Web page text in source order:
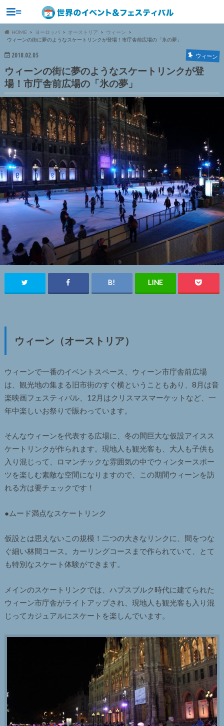
≡
HOME ヨーロッパ オーストリア
ウィーン
ウィーンの街に夢のようなスケートリンクが登場！市庁舎前広場の「氷の夢」
2018.02.05 ウィーン
ウィーンの街に夢のようなスケートリンクが登
場！市庁舎前広場の「氷の夢」
ウィーン（オーストリア）
ウィーンで一番のイベントスペース、ウィーン市庁舎前広場
は、観光地の集まる旧市街のすぐ横ということもあり、8月は音
楽映画フェスティバル、12月はクリスマスマーケットなど、一
年中楽しいお祭りで賑わっています。
そんなウィーンを代表する広場に、冬の間巨大な仮設アイスス
ケートリンクが作られます。現地人も観光客も、大人も子供も
入り混じって、ロマンチックな雰囲気の中でウィンタースポー
ツを楽しむ素敵な空間になりますので、この期間ウィーンを訪
れる方は要チェックです！
●ムード満点なスケートリンク
仮設とは思えないこの規模！二つの大きなリンクに、間をつな
ぐ細い林間コース。カーリングコースまで作られていて、とて
も特別なスケート体験ができます。
メインのスケートリンクでは、ハプスブルク時代に建てられた
ウィーン市庁舎がライトアップされ、現地人も観光客も入り混
じってカジュアルにスケートを楽しんでいます。